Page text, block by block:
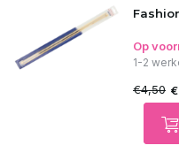
Op
1-2
€4,50